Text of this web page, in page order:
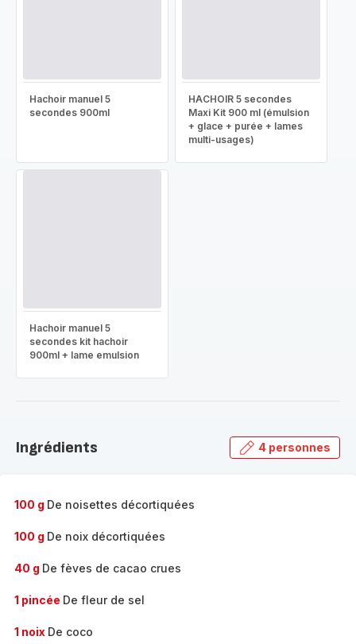
Hachoir manuel 5
secondes 900ml
HACHOIR 5 secondes
Maxi Kit 900 ml (émulsion
+ glace + purée + lames
multi-usages)
Hachoir manuel 5
secondes kit hachoir
900ml + lame emulsion
Ingrédients 4 personnes
100 g De noisettes décortiquées
100 g De noix décortiquées
40 g De fèves de cacao crues
1 pincée De fleur de sel
1 noix De coco